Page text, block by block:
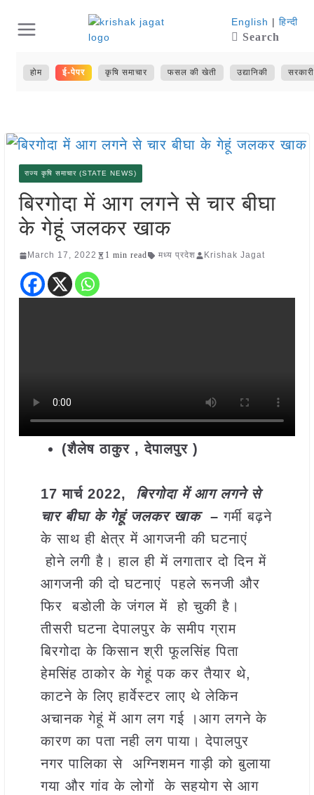
content
English | हिन्दी
Search
होम ई-पेपर कृषि समाचार फसल की खेती उद्यानिकी
राज्य कृषि समाचार (STATE NEWS)
बिरगोदा में आग लगने से चार बीघा
के गेहूं जलकर खाक
March 17, 2022 1 min read मध्य प्रदेश Krishak Jagat
(शैलेष ठाकुर , देपालपुर )
17 मार्च 2022, बिरगोदा में आग लगने से
चार बीघा के गेहूं जलकर खाक– गर्मी बढ़ने
के साथ ही क्षेत्र में आगजनी की घटनाएं
होने लगी है। हाल ही में लगातार दो दिन में
आगजनी की दो घटनाएं पहले रूनजी और
फिर बडोली के जंगल में हो चुकी है।
तीसरी घटना देपालपुर के समीप ग्राम
बिरगोदा के किसान श्री फूलसिंह पिता
हेमसिंह ठाकोर के गेहूं पक कर तैयार थे,
काटने के लिए हार्वेस्टर लाए थे लेकिन
अचानक गेहूं में आग लग गई ।आग लगने के
कारण का पता नही लग पाया। देपालपुर
नगर पालिका से अग्निशमन गाड़ी को बुलाया
गया और गांव के लोगों के सहयोग से आग